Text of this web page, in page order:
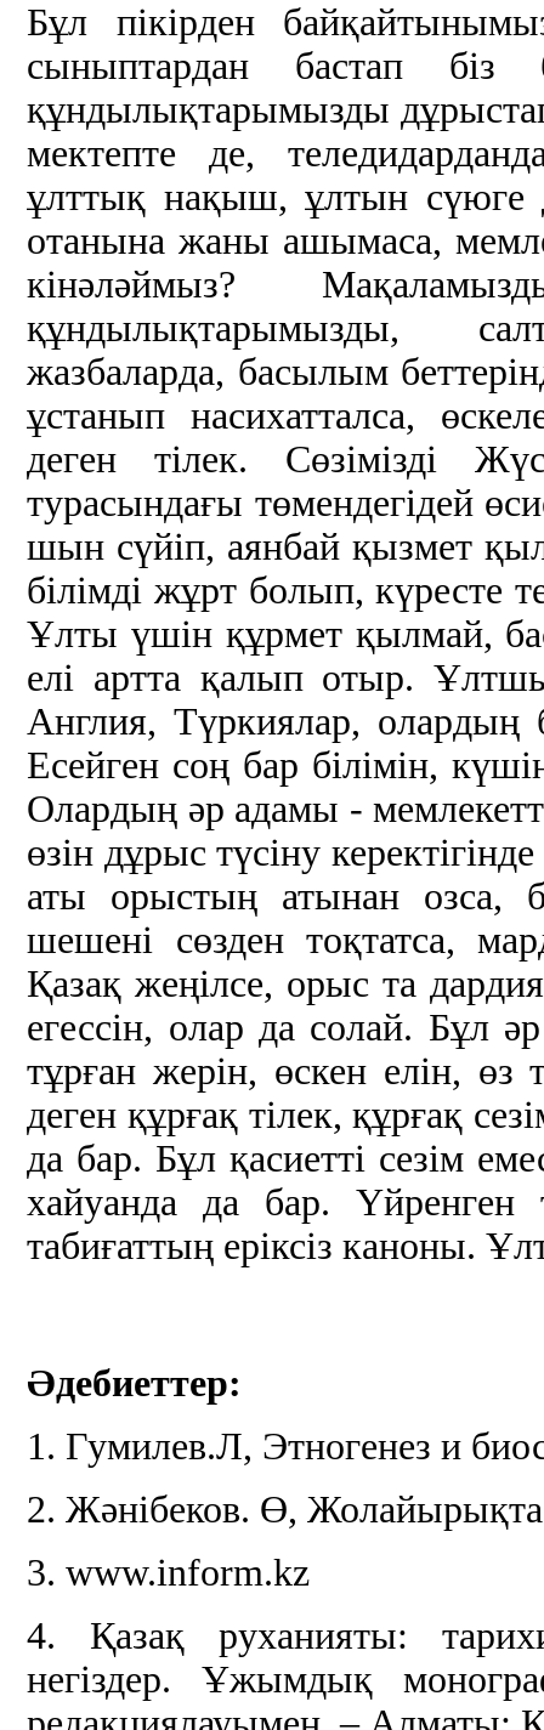
Бұл пікірден
сыныптардан бастап біз
құндылықтарымызды дұрыстап
мектепте де,
ұлттық нақыш, ұлтын сүюге
отанына жаны ашымаса,
кінәләймыз?
құндылықтарымызды,
жазбаларда, басылым
ұстанып насихатталса,
деген тілек. Сөзімізді
турасындағы төмендегідей
шын сүйіп, аянбай қызмет
білімді жұрт болып, күресте
Ұлты үшін құрмет қылмай,
елі артта қалып отыр.
Англия, Түркиялар, олардың
Есейген соң бар білімін,
Олардың әр адамы -
өзін дұрыс түсіну
аты орыстың атынан озса,
шешені сөзден тоқтатса,
Қазақ жеңілсе, орыс та
егессін, олар да солай. Бұл
тұрған жерін, өскен елін,
деген құрғақ тілек, құрғақ
да бар. Бұл қасиетті сезім
хайуанда да бар.
табиғаттың еріксіз каноны.
Әдебиеттер:
1. Гумилев.Л, Этногенез и
2. Жәнібеков. Ө,
3. www.inform.kz
4. Қазақ руханияты:
негіздер. Ұжымдық